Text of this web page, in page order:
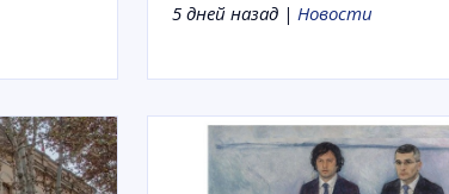
5 дней назад | Новости